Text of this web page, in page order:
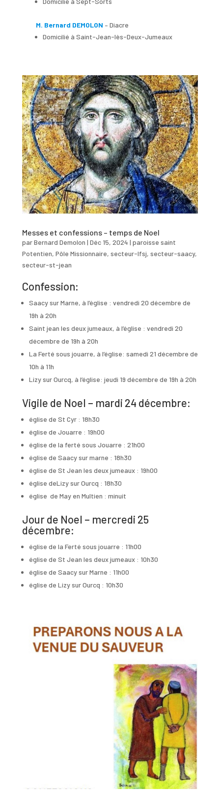
M. Bernard DEMOLON – Diacre
Domicilié à Saint-Jean-lès-Deux-Jumeaux
Messes et confessions – temps de Noel
parBernard Demolon | Déc 15, 2024 | paroisse saint
Potentien, Pôle Missionnaire, secteur-lfsj, secteur-saacy,
secteur-st-jean
Confession:
Saacy sur Marne, à l’église : vendredi 20 décembre de
19h à 20h
Saint jean les deux jumeaux, à l’église : vendredi 20
décembre de 19h à 20h
La Ferté sous jouarre, à l’église: samedi 21 décembre de
10h à 11h
Lizy sur Ourcq, à l’église: jeudi 19 décembre de 19h à 20h
Vigile de Noel – mardi 24 décembre:
église de St Cyr : 18h30
église de Jouarre : 19h00
église de la ferté sous Jouarre : 21h00
église de Saacy sur marne : 18h30
église de St Jean les deux jumeaux : 19h00
église deLizy sur Ourcq : 18h30
église de May en Multien : minuit
Jour de Noel – mercredi 25
décembre:
église de la Ferté sous jouarre : 11h00
église de St Jean les deux jumeaux : 10h30
église de Saacy sur Marne : 11h00
église de Lizy sur Ourcq : 10h30